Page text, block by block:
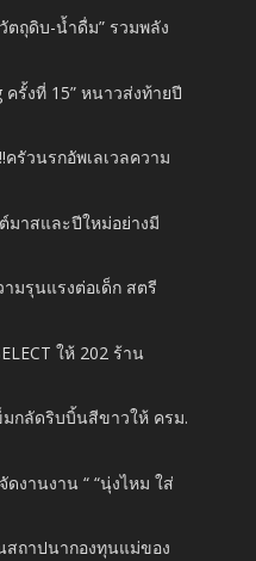
วัตถุดิบ-น้ำดื่ม” รวมพลัง
ครั้งที่ 15” หนาวส่งท้ายปี
รัวนรกอัพเลเวลความ
มาสและปีใหม่อย่างมี
มรุนแรงต่อเด็ก สตรี
ให้ 202 ร้าน
มกลัดริบบิ้นสีขาวให้ ครม.
งานงาน “ “นุ่งไหม ใส่
ถาปนากองทุนแม่ของ